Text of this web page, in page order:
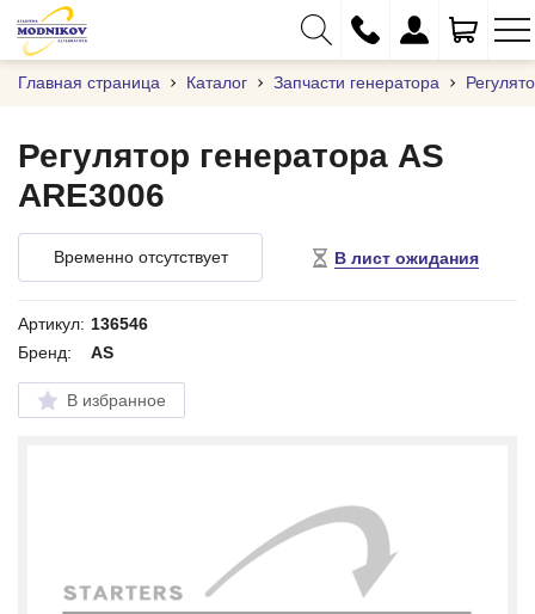
+375 (17) 373-97-09
+375 (29) 262-61-18
Главная страница Каталог Запчасти генератора
Временно отсутствует В лист ожидания
Регулятор генератора AS
ARE3006
Артикул: 136546
Бренд:
AS
В избранное